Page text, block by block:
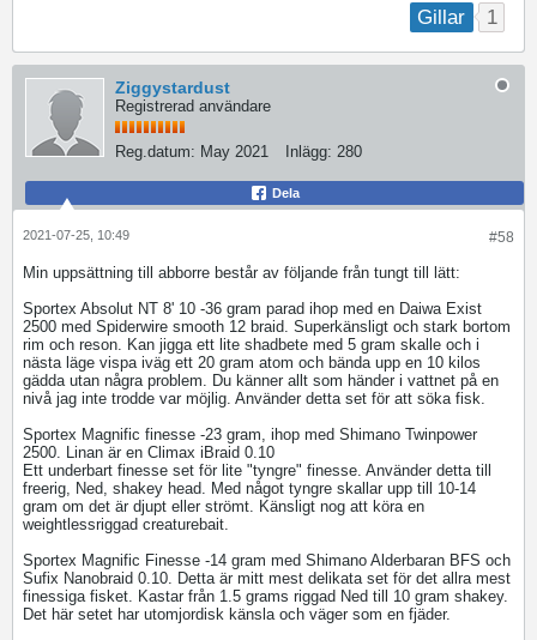
Gillar 1
Ziggystardust
Registrerad användare
Reg.datum: May 2021 Inlägg: 280
Dela
#58
2021-07-25, 10:49
Min uppsättning till abborre består av följande från tungt till lätt:
Sportex Absolut NT 8' 10 -36 gram parad ihop med en Daiwa Exist
2500 med Spiderwire smooth 12 braid. Superkänsligt och stark bortom
rim och reson. Kan jigga ett lite shadbete med 5 gram skalle och i
nästa läge vispa iväg ett 20 gram atom och bända upp en 10 kilos
gädda utan några problem. Du känner allt som händer i vattnet på en
nivå jag inte trodde var möjlig. Använder detta set för att söka fisk.
Sportex Magnific finesse -23 gram, ihop med Shimano Twinpower
2500. Linan är en Climax iBraid 0.10
Ett underbart finesse set för lite "tyngre" finesse. Använder detta till
freerig, Ned, shakey head. Med något tyngre skallar upp till 10-14
gram om det är djupt eller strömt. Känsligt nog att köra en
weightlessriggad creaturebait.
Sportex Magnific Finesse -14 gram med Shimano Alderbaran BFS och
Sufix Nanobraid 0.10. Detta är mitt mest delikata set för det allra mest
finessiga fisket. Kastar från 1.5 grams riggad Ned till 10 gram shakey.
Det här setet har utomjordisk känsla och väger som en fjäder.